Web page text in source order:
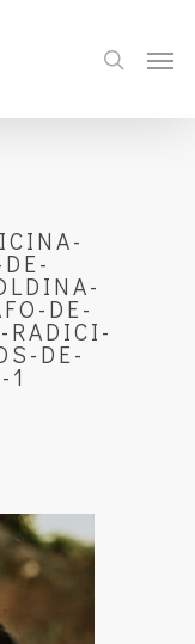
DE-
RADICI-
DE-
1